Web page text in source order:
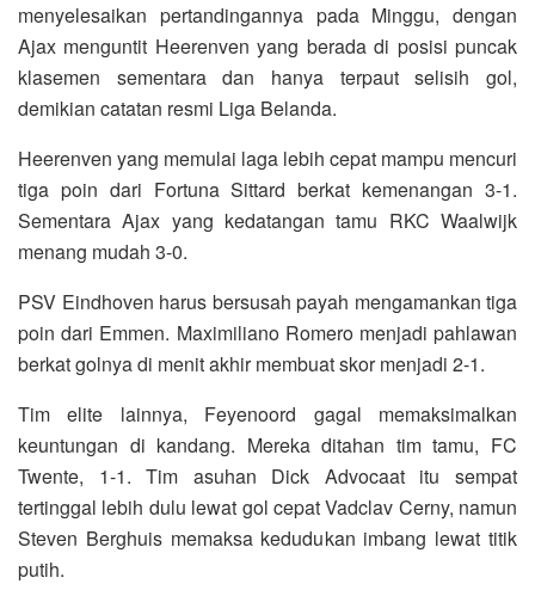
menyelesaikan pertandingannya pada Minggu, dengan
Ajax menguntit Heerenven yang berada di posisi puncak
klasemen sementara dan hanya terpaut selisih gol,
demikian catatan resmi Liga Belanda.
Heerenven yang memulai laga lebih cepat mampu mencuri
tiga poin dari Fortuna Sittard berkat kemenangan 3-1.
Sementara Ajax yang kedatangan tamu RKC Waalwijk
menang mudah 3-0.
PSV Eindhoven harus bersusah payah mengamankan tiga
poin dari Emmen. Maximiliano Romero menjadi pahlawan
berkat golnya di menit akhir membuat skor menjadi 2-1.
Tim elite lainnya, Feyenoord gagal memaksimalkan
keuntungan di kandang. Mereka ditahan tim tamu, FC
Twente, 1-1. Tim asuhan Dick Advocaat itu sempat
tertinggal lebih dulu lewat gol cepat Vadclav Cerny, namun
Steven Berghuis memaksa kedudukan imbang lewat titik
putih.